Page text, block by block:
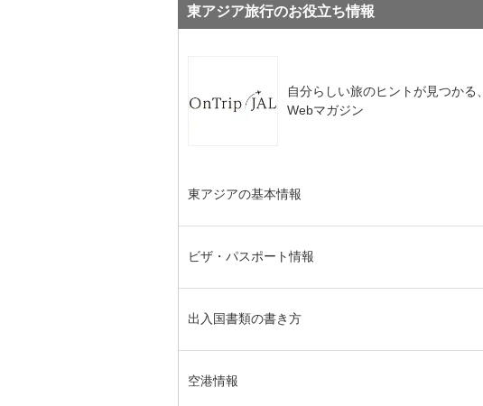
東アジア旅行のお役立ち情報
自分らしい旅のヒントが見つかる、
Webマガジン
東アジアの基本情報
ビザ・パスポート情報
出入国書類の書き方
空港情報